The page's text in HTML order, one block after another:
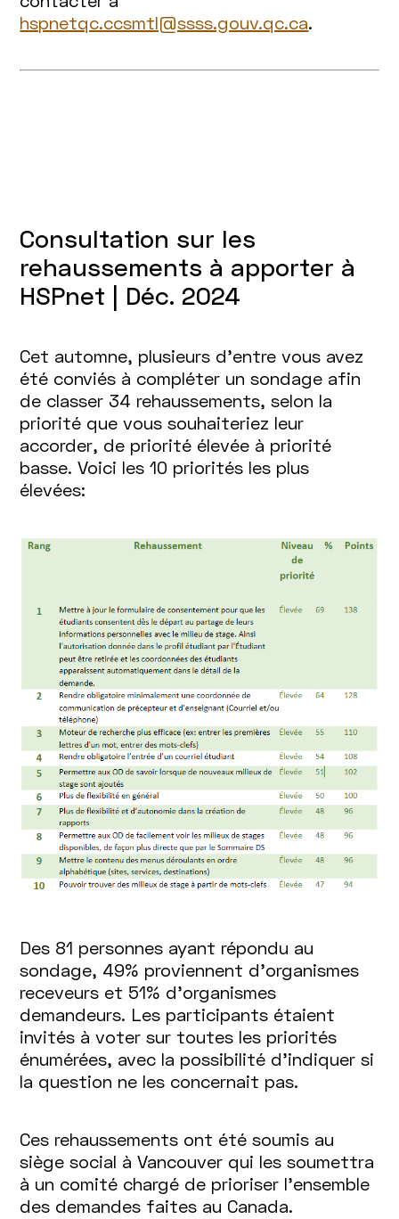
hspnetqc.ccsmtl@ssss.gouv.qc.ca.
Consultation sur les
rehaussements à apporter à
HSPnet | Déc. 2024
Cet automne, plusieurs d’entre vous avez
été conviés à compléter un sondage afin
de classer 34 rehaussements, selon la
priorité que vous souhaiteriez leur
accorder, de priorité élevée à priorité
basse. Voici les 10 priorités les plus
élevées:
Des 81 personnes ayant répondu au
sondage, 49% proviennent d’organismes
receveurs et 51% d’organismes
demandeurs. Les participants étaient
invités à voter sur toutes les priorités
énumérées, avec la possibilité d’indiquer si
la question ne les concernait pas.
Ces rehaussements ont été soumis au
siège social à Vancouver qui les soumettra
à un comité chargé de prioriser l'ensemble
des demandes faites au Canada.